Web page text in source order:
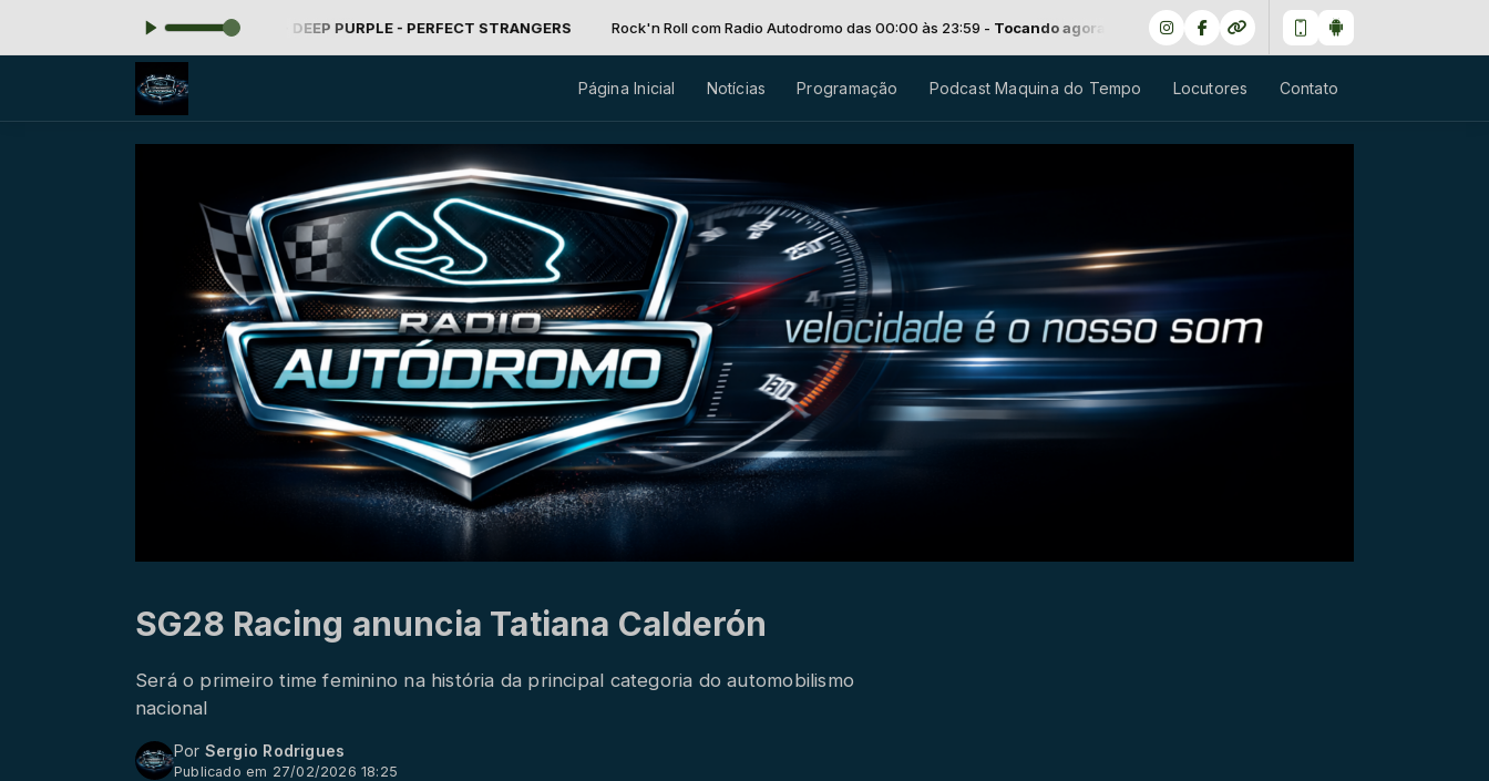
Tocando agora: 94 - DEEP PURPLE - PERFECT STRANGERS Rock'n Roll com Radio Autodromo das 00:00 às 23:59 -Tocando agora: 94 - DEEP PURPLE - PERFECT STRANGERS
Página Inicial Notícias Programação Podcast Maquina do Tempo Locutores Contato
SG28 Racing anuncia Tatiana Calderón
Será o primeiro time feminino na história da principal categoria do automobilismo
nacional
Por Sergio Rodrigues
Publicado em 27/02/2026 18:25